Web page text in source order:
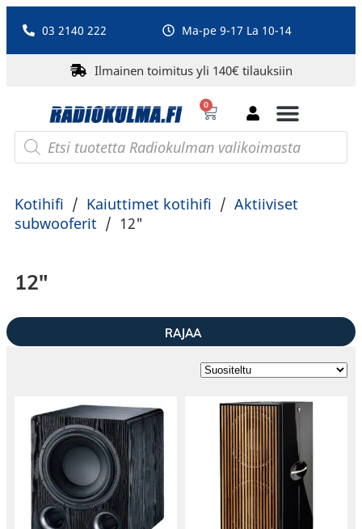
03 2140 222 Ma-pe 9-17 La 10-14
Ilmainen toimitus yli 140€ tilauksiin
0
Kotihifi / Kaiuttimet kotihifi / Aktiiviset
subwooferit / 12"
12"
RAJAA